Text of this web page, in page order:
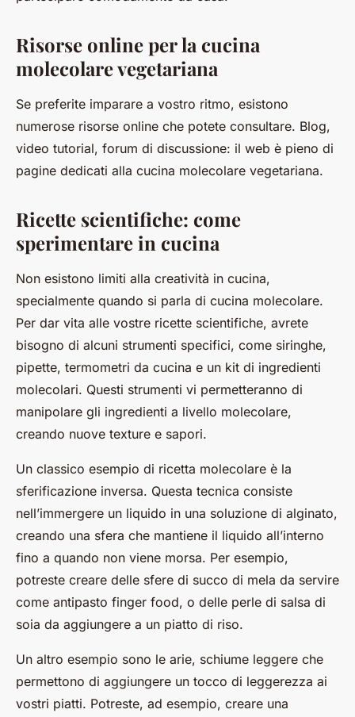
Risorse online per la cucina
molecolare vegetariana
Se preferite imparare a vostro ritmo, esistono
numerose risorse online che potete consultare. Blog,
video tutorial, forum di discussione: il web è pieno di
pagine dedicati alla cucina molecolare vegetariana.
Ricette scientifiche: come
sperimentare in cucina
Non esistono limiti alla creatività in cucina,
specialmente quando si parla di cucina molecolare.
Per dar vita alle vostre ricette scientifiche, avrete
bisogno di alcuni strumenti specifici, come siringhe,
pipette, termometri da cucina e un kit di ingredienti
molecolari. Questi strumenti vi permetteranno di
manipolare gli ingredienti a livello molecolare,
creando nuove texture e sapori.
Un classico esempio di ricetta molecolare è la
sferificazione inversa. Questa tecnica consiste
nell’immergere un liquido in una soluzione di alginato,
creando una sfera che mantiene il liquido all’interno
fino a quando non viene morsa. Per esempio,
potreste creare delle sfere di succo di mela da servire
come antipasto finger food, o delle perle di salsa di
soia da aggiungere a un piatto di riso.
Un altro esempio sono le arie, schiume leggere che
permettono di aggiungere un tocco di leggerezza ai
vostri piatti. Potreste, ad esempio, creare una